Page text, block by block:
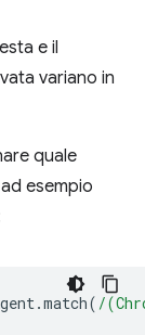
e il
variano in
quale
esempio
.match( /